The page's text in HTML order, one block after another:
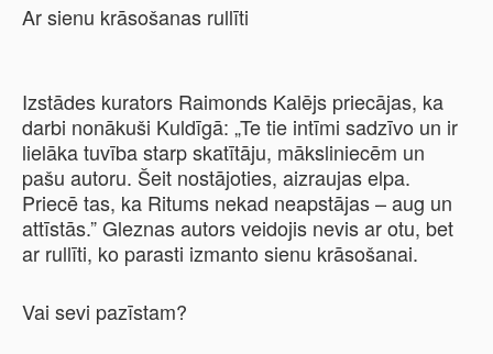
Ar sienu krāsošanas rullīti
Izstādes kurators Raimonds Kalējs priecājas, ka
darbi nonākuši Kuldīgā: „Te tie intīmi sadzīvo un ir
lielāka tuvība starp skatītāju, māksliniecēm un
pašu autoru. Šeit nostājoties, aizraujas elpa.
Priecē tas, ka Ritums nekad neapstājas – aug un
attīstās.” Gleznas autors veidojis nevis ar otu, bet
ar rullīti, ko parasti izmanto sienu krāsošanai.
Vai sevi pazīstam?